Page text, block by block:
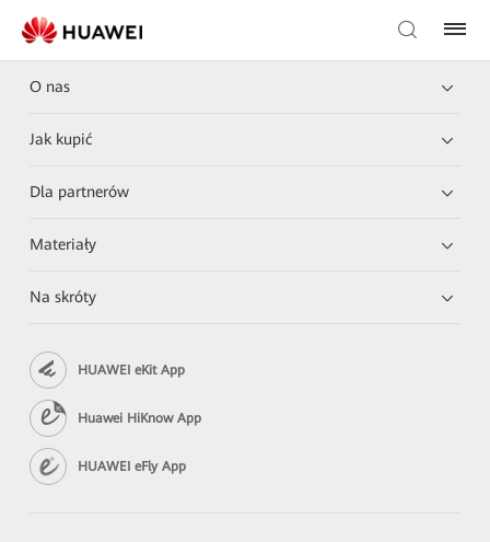
O nas
Jak kupić
Dla partnerów
Materiały
Na skróty
HUAWEI eKit App
Huawei HiKnow App
HUAWEI eFly App